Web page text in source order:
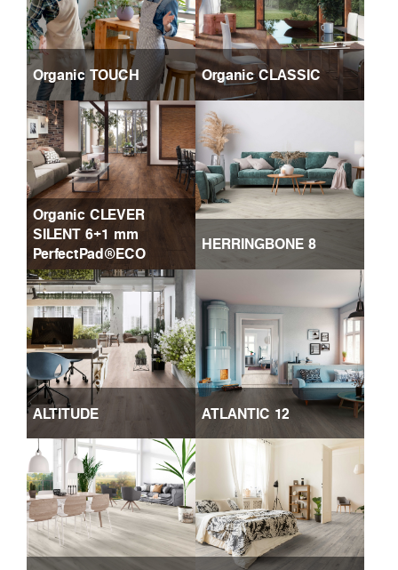
Organic TOUCH Organic CLASSIC
Organic CLEVER
SILENT 6+1 mm
PerfectPad®ECO
HERRINGBONE 8
ALTITUDE ATLANTIC 12